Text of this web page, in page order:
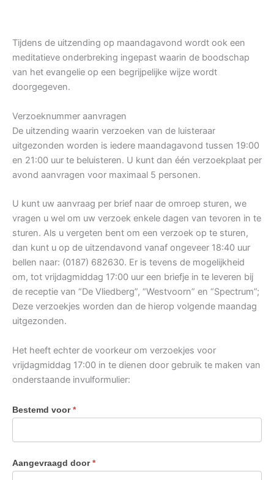
Tijdens de uitzending op maandagavond wordt ook een
meditatieve onderbreking ingepast waarin de boodschap
van het evangelie op een begrijpelijke wijze wordt
doorgegeven.
Verzoeknummer aanvragen
De uitzending waarin verzoeken van de luisteraar
uitgezonden worden is iedere maandagavond tussen 19:00
en 21:00 uur te beluisteren. U kunt dan één verzoekplaat per
avond aanvragen voor maximaal 5 personen.
U kunt uw aanvraag per brief naar de omroep sturen, we
vragen u wel om uw verzoek enkele dagen van tevoren in te
sturen. Als u vergeten bent om een verzoek op te sturen,
dan kunt u op de uitzendavond vanaf ongeveer 18:40 uur
bellen naar: (0187) 682630. Er is tevens de mogelijkheid
om, tot vrijdagmiddag 17:00 uur een briefje in te leveren bij
de receptie van “De Vliedberg”, “Westvoorn” en “Spectrum”;
Deze verzoekjes worden dan de hierop volgende maandag
uitgezonden.
Het heeft echter de voorkeur om verzoekjes voor
vrijdagmiddag 17:00 in te dienen door gebruik te maken van
onderstaande invulformulier:
Bestemd voor*
Aangevraagd door*